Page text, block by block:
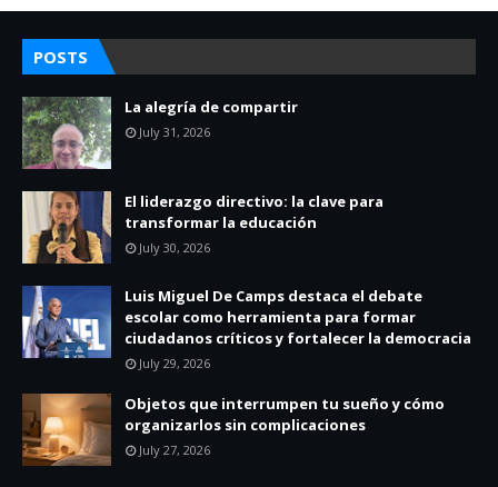
POSTS
La alegría de compartir
July 31, 2026
El liderazgo directivo: la clave para
transformar la educación
July 30, 2026
Luis Miguel De Camps destaca el debate
escolar como herramienta para formar
ciudadanos críticos y fortalecer la democracia
July 29, 2026
Objetos que interrumpen tu sueño y cómo
organizarlos sin complicaciones
July 27, 2026